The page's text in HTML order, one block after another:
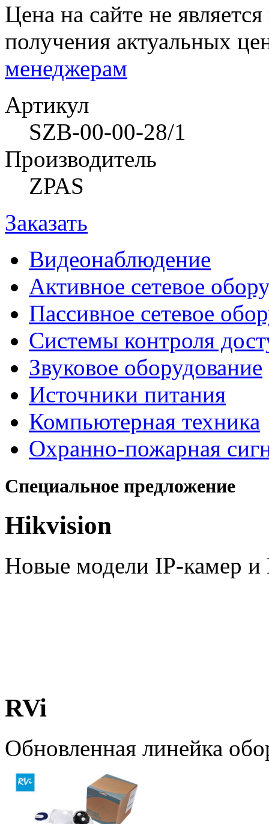
Цена на сайте не
получения актуальных
менеджерам
Артикул
SZB-00-00-28/1
Производитель
ZPAS
Заказать
Видеонаблюдение
Активное сетевое
Пассивное сетевое
Системы контроля
Звуковое оборудование
Источники питания
Компьютерная техника
Охранно-пожарная
Специальное предложение
Hikvision
Новые модели IP-камер и
RVi
Обновленная линейка